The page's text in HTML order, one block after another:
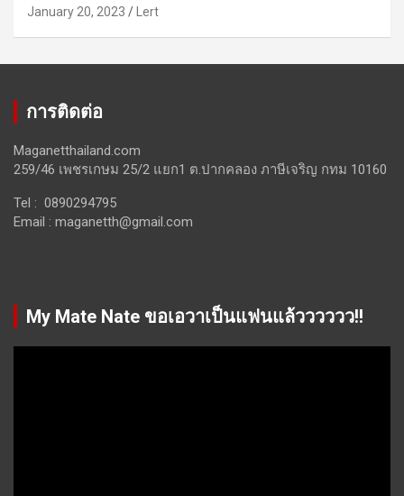
January 20, 2023 Lert
การติดต่อ
Maganetthailand.com
259/46 เพชรเกษม 25/2 แยก1 ต.ปากคลอง ภาษีเจริญ กทม 10160
Tel : 0890294795
Email : maganetth@gmail.com
My Mate Nate ขอเอวาเป็นแฟนแล้วววววว!!